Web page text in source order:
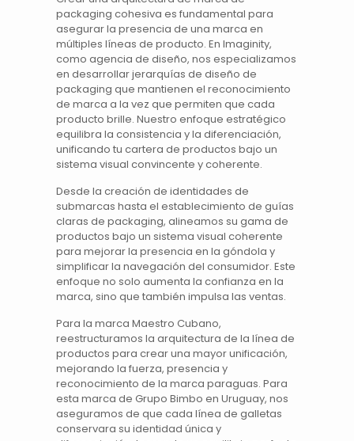
packaging cohesiva es fundamental para
asegurar la presencia de una marca en
múltiples líneas de producto. En Imaginity,
como agencia de diseño, nos especializamos
en desarrollar jerarquías dediseño de
packaging que mantienen el reconocimiento
de marca a la vez que permiten que cada
producto brille. Nuestro enfoque estratégico
equilibra la consistencia y la diferenciación,
unificando tu cartera de productos bajo un
sistema visual convincente y coherente.
Desde la creación de identidades de
submarcas hasta el establecimiento de guías
claras de packaging, alineamos su gama de
productos bajo un sistema visual coherente
para mejorar la presencia en la góndola y
simplificar la navegación del consumidor. Este
enfoque no solo aumenta la confianza en la
marca, sino que también impulsa las ventas.
Para la marcaMaestro Cubano,
reestructuramos la arquitectura de la línea de
productos para crear una mayor unificación,
mejorando la fuerza, presencia y
reconocimiento de la marca paraguas. Para
esta marca deGrupo Bimbo enUruguay, nos
aseguramos de que cada línea de galletas
conservara suidentidad única y